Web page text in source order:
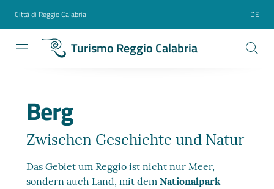
Città di Reggio Calabria DE
Turismo Reggio Calabria
Berg
Zwischen Geschichte und Natur
Das Gebiet um Reggio ist nicht nur Meer,
sondern auch Land, mit demNationalpark